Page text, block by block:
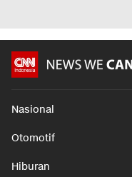
Nasional
Otomotif
Hiburan